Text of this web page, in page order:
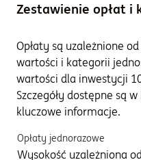
Zestawienie opłat i
Opłaty są uzależnione
wartości i kategorii
wartości dla inwestycji
Szczegóły dostępne są
kluczowe informacje.
Opłaty jednorazowe
Wysokość uzależniona